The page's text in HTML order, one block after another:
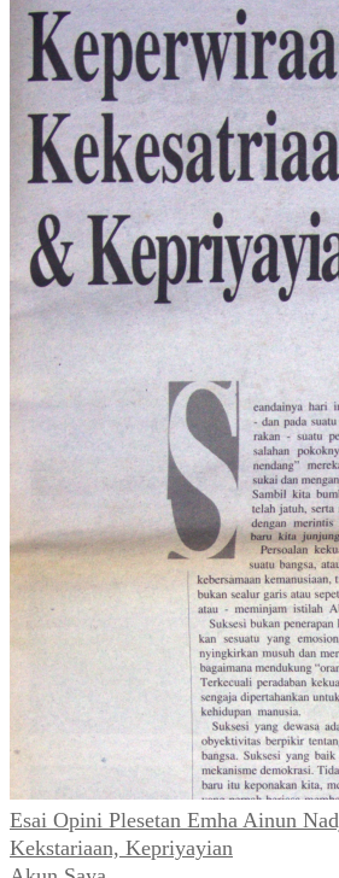
Esai Opini Plesetan Emha Ainun
Kekstariaan, Kepriyayian